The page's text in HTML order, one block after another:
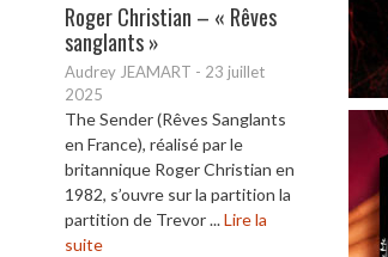
Roger Christian – « Rêves
sanglants »
Audrey JEAMART - 23 juillet
2025
The Sender (Rêves Sanglants
en France), réalisé par le
britannique Roger Christian en
1982, s’ouvre sur la partition la
partition de Trevor ...Lire la
suite